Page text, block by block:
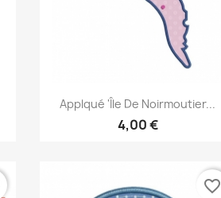
Aperçu rapide
Applqué 'île De Noirmoutier...
4,00 €
favorite_border